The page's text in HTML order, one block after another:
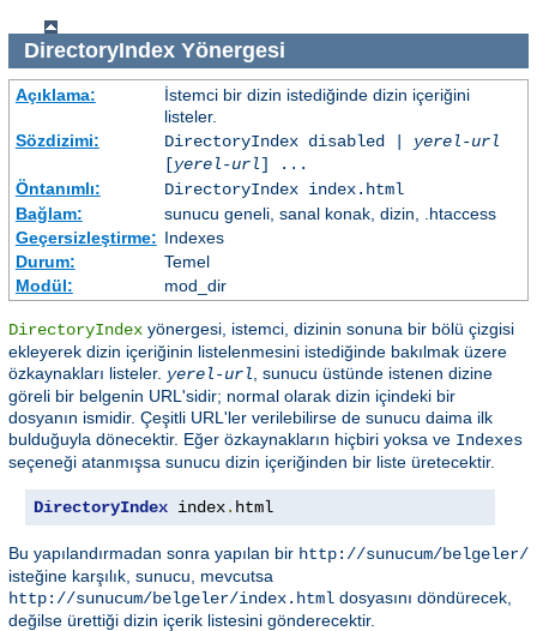
DirectoryIndexYönergesi
Açıklama:
İstemci bir dizin istediğinde dizin içeriğini
listeler.
Sözdizimi:
DirectoryIndex disabled | yerel-url
[yerel-url] ...
Öntanımlı:
DirectoryIndex index.html
Bağlam:
sunucu geneli, sanal konak, dizin, .htaccess
Geçersizleştirme: Indexes
Durum:
Temel
Modül:
mod_dir
DirectoryIndex yönergesi, istemci, dizinin sonuna bir bölü çizgisi
ekleyerek dizin içeriğinin listelenmesini istediğinde bakılmak üzere
özkaynakları listeler. yerel-url , sunucu üstünde istenen dizine
göreli bir belgenin URL'sidir; normal olarak dizin içindeki bir
dosyanın ismidir. Çeşitli URL'ler verilebilirse de sunucu daima ilk
bulduğuyla dönecektir. Eğer özkaynakların hiçbiri yoksa ve Indexes
seçeneği atanmışsa sunucu dizin içeriğinden bir liste üretecektir.
DirectoryIndex index. html
Bu yapılandırmadan sonra yapılan bir http://sunucum/belgeler/
isteğine karşılık, sunucu, mevcutsa
http://sunucum/belgeler/index.html dosyasını döndürecek,
değilse ürettiği dizin içerik listesini gönderecektir.